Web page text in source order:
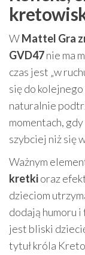
WMattel Gra
GVD47nie ma
czas jest „w
się do
naturalnie
momentach,
szybciej niż się
Ważnym
kretkioraz
dzieciom
dodają humoru
jest bliski
tytuł króla